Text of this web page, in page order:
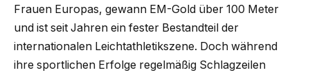
Frauen Europas, gewann EM-Gold über 100 Meter
und ist seit Jahren ein fester Bestandteil der
internationalen Leichtathletikszene. Doch während
ihre sportlichen Erfolge regelmäßig Schlagzeilen